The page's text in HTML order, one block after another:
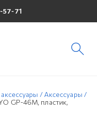
57-71
/ Аксессуары /
GP-46M, пластик,